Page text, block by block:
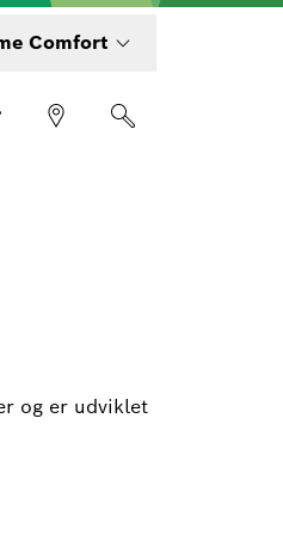
Comfort
og er udviklet